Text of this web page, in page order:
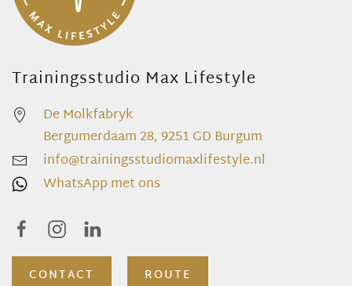
Trainingsstudio Max Lifestyle
De Molkfabryk
Bergumerdaam 28, 9251 GD Burgum
info@trainingsstudiomaxlifestyle.nl
WhatsApp met ons
CONTACT ROUTE